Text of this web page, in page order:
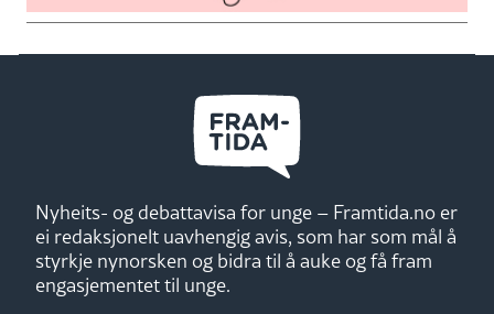
Nyheits- og debattavisa for unge – Framtida.no er
ei redaksjonelt uavhengig avis, som har som mål å
styrkje nynorsken og bidra til å auke og få fram
engasjementet til unge.